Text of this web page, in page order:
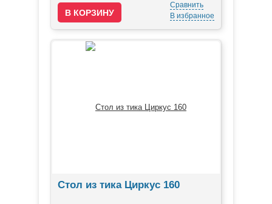
Сравнить
В избранное
Стол из тика Циркус 160